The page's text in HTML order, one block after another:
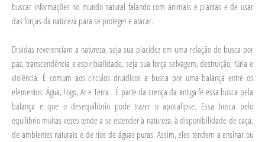
buscar informações no mundo natural falando com animais e plantas e de usar
das forças da natureza para se proteger e atacar.
Druidas reverenciam a natureza, seja sua placidez em uma relação de busca por
paz, transcendência e espiritualidade, seja sua força selvagem, destruição, fúria e
violência. É comum aos círculos druídicos a busca por uma balança entre os
elementos: Água, Fogo, Ar e Terra. É parte da crença da antiga fé essa busca pela
balança e que o desequilíbrio pode trazer o apocalipse. Essa busca pelo
equilíbrio muitas vezes tende a se estender à natureza, à disponibilidade de caça,
de ambientes naturais e de rios de águas puras. Assim, eles tendem a ensinar ou